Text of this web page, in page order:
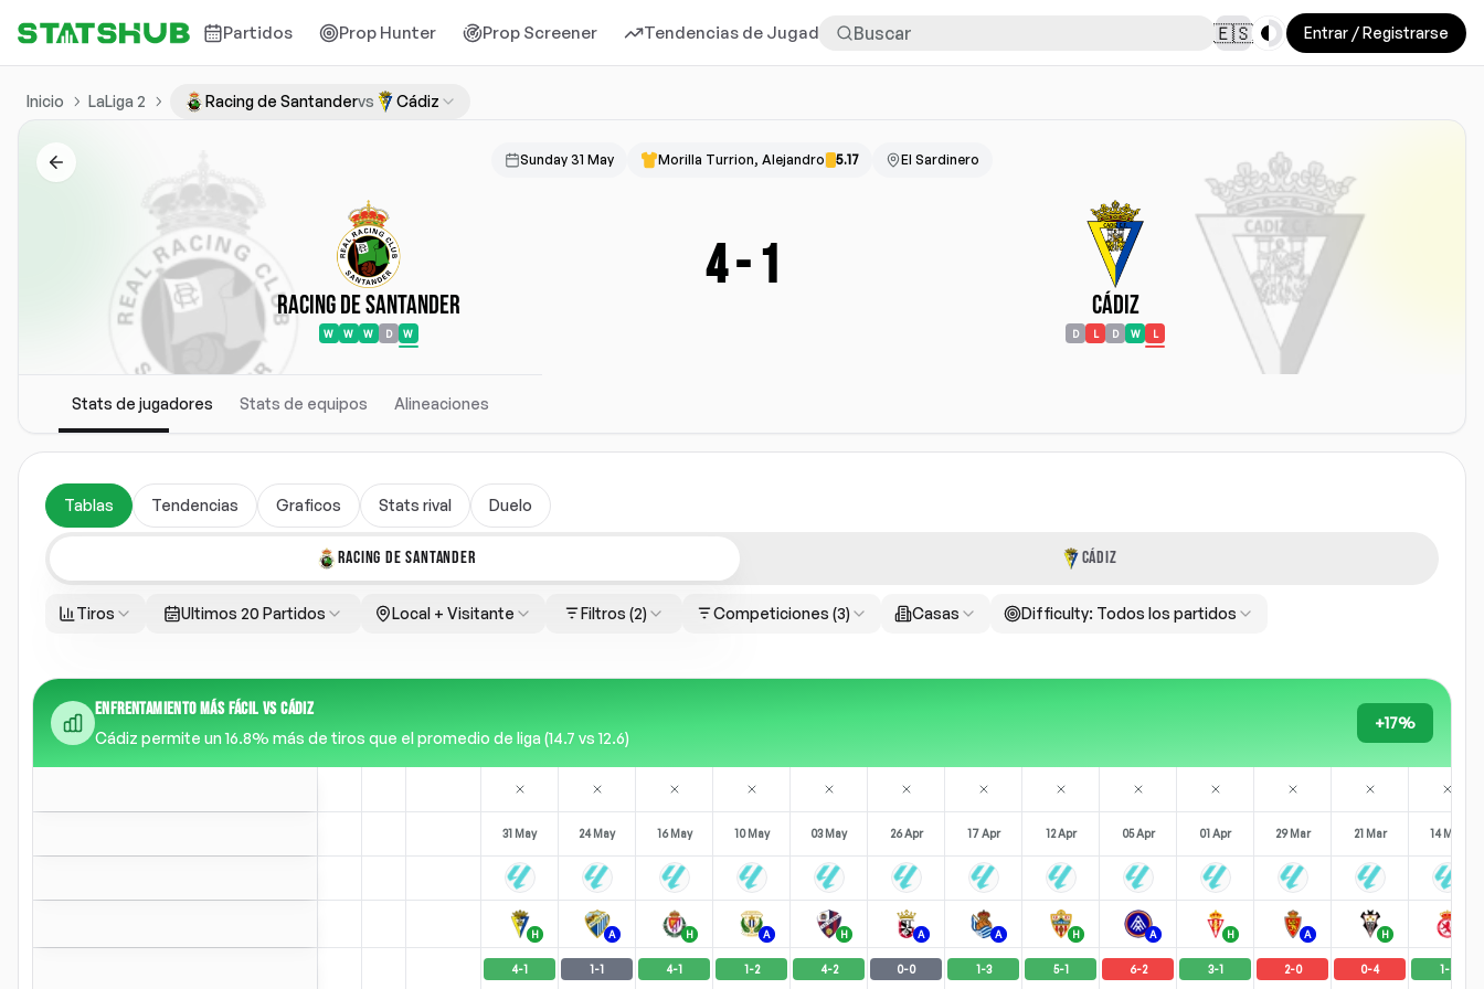
Partidos Prop Hunter Prop Screener Tendencias de Jugadores Más 🇪🇸 Toggle theme
Entrar / Registrarse
Inicio LaLiga 2 Racing de Santandervs Cádiz
Sunday 31 May Morilla Turrion, Alejandro 5.17 El Sardinero
Racing de Santander
W W W D W
4- 1
Cádiz
D L D W L
Stats de jugadores Stats de equipos Alineaciones
Tablas Tendencias Graficos Stats rival Duelo
RACING DE SANTANDER CÁDIZ
Tiros Ultimos 20 Partidos Local + Visitante Filtros (2) Competiciones (3) Casas Difficulty: Todos los partidos
ENFRENTAMIENTO MÁS FÁCIL VS CÁDIZ
Cádiz permite un 16.8% más de tiros que el promedio de liga (14.7 vs 12.6)
+17%
31 May 24 May 16 May 10 May 03 May 26 Apr 17 Apr 12 Apr 05 Apr 01 Apr 29 Mar 21 Mar 14 Mar
H A H A H A A H A H A H
4-1 1-1 4-1 1-2 4-2 0-0 1-3 5-1 6-2 3-1 2-0 0-4 1-2